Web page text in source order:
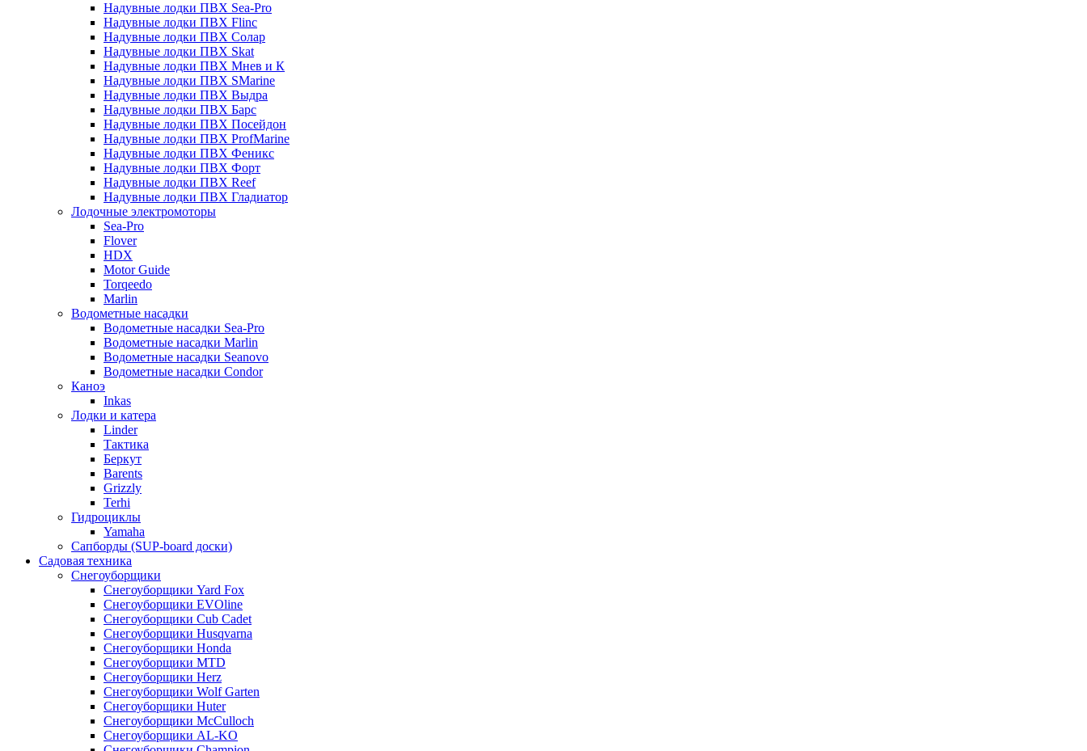
Надувные лодки ПВХ Sea-Pro
Надувные лодки ПВХ Flinc
Надувные лодки ПВХ Солар
Надувные лодки ПВХ Skat
Надувные лодки ПВХ Мнев и К
Надувные лодки ПВХ SMarine
Надувные лодки ПВХ Выдра
Надувные лодки ПВХ Барс
Надувные лодки ПВХ Посейдон
Надувные лодки ПВХ ProfMarine
Надувные лодки ПВХ Феникс
Надувные лодки ПВХ Форт
Надувные лодки ПВХ Reef
Надувные лодки ПВХ Гладиатор
Лодочные электромоторы
Sea-Pro
Flover
HDX
Motor Guide
Torqeedo
Marlin
Водометные насадки
Водометные насадки Sea-Pro
Водометные насадки Marlin
Водометные насадки Seanovo
Водометные насадки Condor
Каноэ
Inkas
Лодки и катера
Linder
Тактика
Беркут
Barents
Grizzly
Terhi
Гидроциклы
Yamaha
Сапборды (SUP-board доски)
Садовая техника
Снегоуборщики
Снегоуборщики Yard Fox
Снегоуборщики EVOline
Снегоуборщики Cub Cadet
Снегоуборщики Husqvarna
Снегоуборщики Honda
Снегоуборщики MTD
Снегоуборщики Herz
Снегоуборщики Wolf Garten
Снегоуборщики Huter
Снегоуборщики McCulloch
Снегоуборщики AL-KO